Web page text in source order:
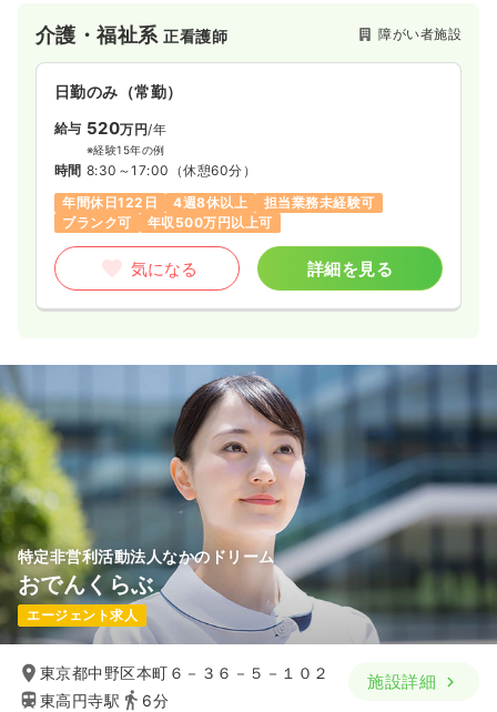
介護・福祉系正看護師 障がい者施設
日勤のみ（常勤）
給与 520万円/年
※経験15年の例
時間 8:30～17:00 （休憩60分）
年間休日122日
4週8休以上
担当業務未経験可
ブランク可
年収500万円以上可
気になる 詳細を見る
特定非営利活動法人なかのドリーム
おでんくらぶ
エージェント求人
東京都中野区本町６－３６－５－１０２
東高円寺駅
6分
施設詳細